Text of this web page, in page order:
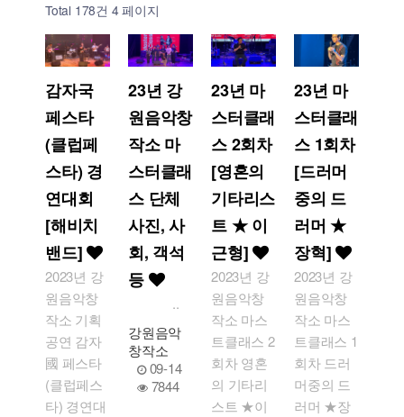
Total 178건 4 페이지
감자국
페스타
(클럽페
스타) 경
연대회
[해비치
밴드]
2023년 강
원음악창
작소 기획
공연 감자
國 페스타
(클럽페스
타) 경연대
23년 강
원음악창
작소 마
스터클래
스 단체
사진, 사
회, 객석
등
..
강원음악
창작소
09-14
7844
23년 마
스터클래
스 2회차
[영혼의
기타리스
트 ★ 이
근형]
2023년 강
원음악창
작소 마스
트클래스 2
회차 영혼
의 기타리
스트 ★이
23년 마
스터클래
스 1회차
[드러머
중의 드
러머 ★
장혁]
2023년 강
원음악창
작소 마스
트클래스 1
회차 드러
머중의 드
러머 ★장